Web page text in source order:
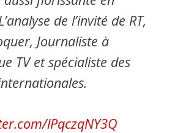
de l’invité de RT,
Journaliste à
TV et spécialiste des
lPqczqNY3Q